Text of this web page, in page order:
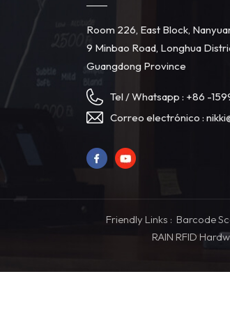
Room 226, East Block,
9 Minbao Road, Longhua
Guangdong Province
Tel / Whatsapp : +86 -
Correo electrónico :
Friendly Links : Barcode
RAIN RFID